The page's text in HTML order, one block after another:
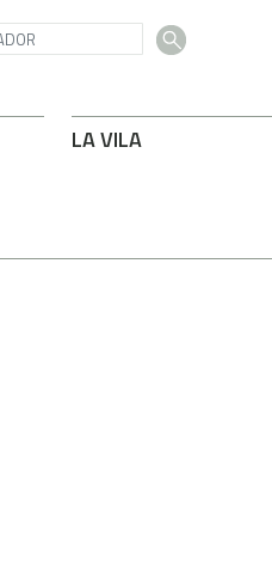
LA VILA